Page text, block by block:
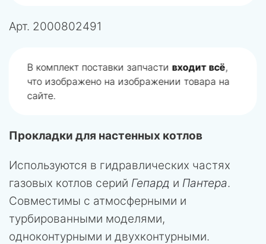
Арт. 2000802491
В комплект поставки запчастивходит всё,
что изображено на изображении товара на
сайте.
Прокладки для настенных котлов
Используются в гидравлических частях
газовых котлов серий Гепард и Пантера.
Совместимы с атмосферными и
турбированными моделями,
одноконтурными и двухконтурными.